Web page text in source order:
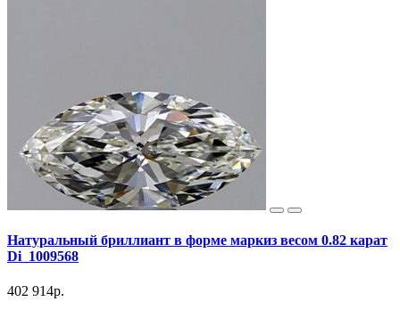
Натуральный бриллиант в форме маркиз весом 0.82 карат
Di_1009568
402 914р.